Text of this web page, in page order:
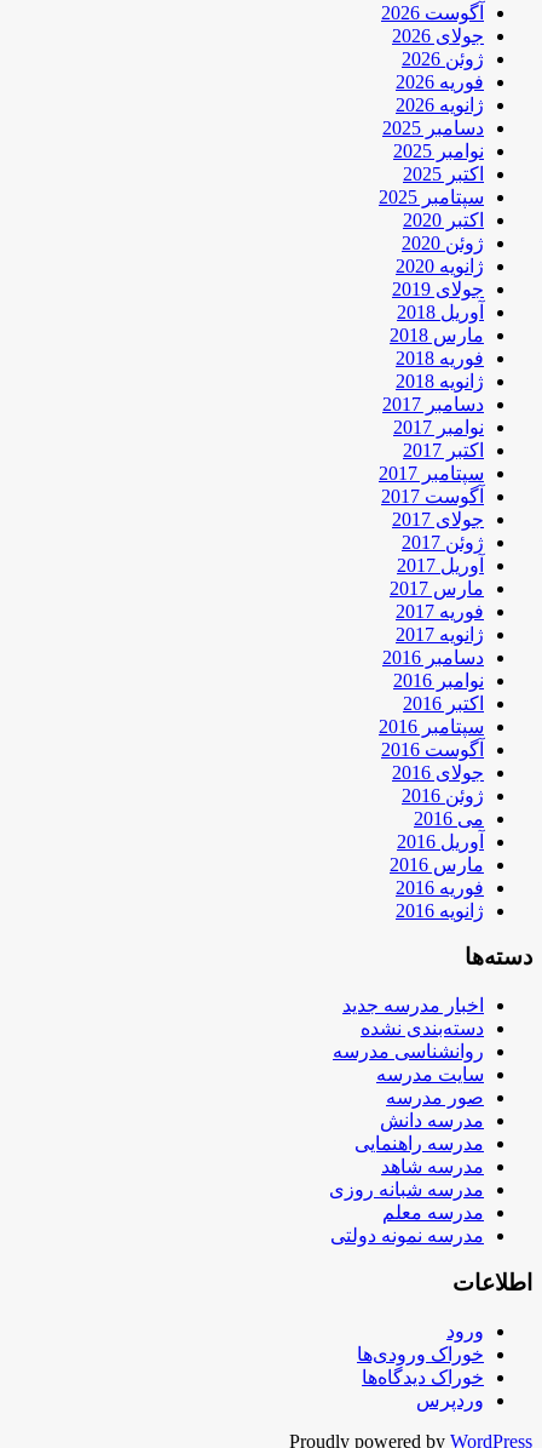
آگوست 2026
جولای 2026
ژوئن 2026
فوریه 2026
ژانویه 2026
دسامبر 2025
نوامبر 2025
اکتبر 2025
سپتامبر 2025
اکتبر 2020
ژوئن 2020
ژانویه 2020
جولای 2019
آوریل 2018
مارس 2018
فوریه 2018
ژانویه 2018
دسامبر 2017
نوامبر 2017
اکتبر 2017
سپتامبر 2017
آگوست 2017
جولای 2017
ژوئن 2017
آوریل 2017
مارس 2017
فوریه 2017
ژانویه 2017
دسامبر 2016
نوامبر 2016
اکتبر 2016
سپتامبر 2016
آگوست 2016
جولای 2016
ژوئن 2016
می 2016
آوریل 2016
مارس 2016
فوریه 2016
ژانویه 2016
دسته‌ها
اخبار مدرسه جدید
دسته‌بندی نشده
روانشناسی مدرسه
سایت مدرسه
صور مدرسه
مدرسه دانش
مدرسه راهنمایی
مدرسه شاهد
مدرسه شبانه روزی
مدرسه معلم
مدرسه نمونه دولتی
اطلاعات
ورود
خوراک ورودی‌ها
خوراک دیدگاه‌ها
وردپرس
Proudly powered by WordPress